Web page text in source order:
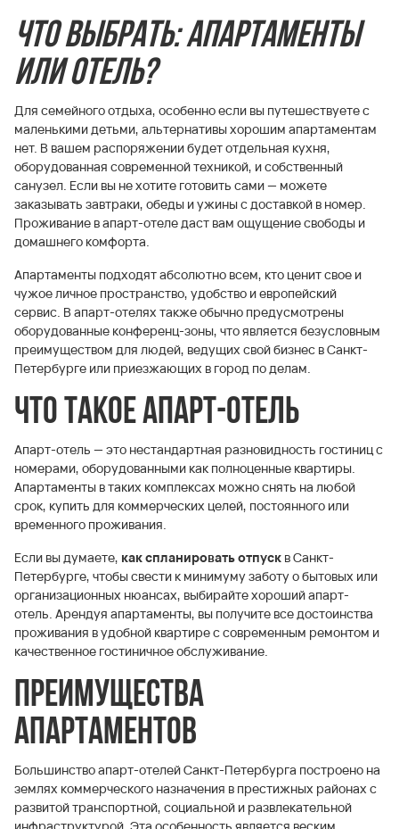
Что выбрать: апартаменты
или отель?
Для семейного отдыха, особенно если вы путешествуете с
маленькими детьми, альтернативы хорошим апартаментам
нет. В вашем распоряжении будет отдельная кухня,
оборудованная современной техникой, и собственный
санузел. Если вы не хотите готовить сами — можете
заказывать завтраки, обеды и ужины с доставкой в номер.
Проживание в апарт-отеле даст вам ощущение свободы и
домашнего комфорта.
Апартаменты подходят абсолютно всем, кто ценит свое и
чужое личное пространство, удобство и европейский
сервис. В апарт-отелях также обычно предусмотрены
оборудованные конференц-зоны, что является безусловным
преимуществом для людей, ведущих свой бизнес в Санкт-
Петербурге или приезжающих в город по делам.
Что такое апарт-отель
Апарт-отель — это нестандартная разновидность гостиниц с
номерами, оборудованными как полноценные квартиры.
Апартаменты в таких комплексах можно снять на любой
срок, купить для коммерческих целей, постоянного или
временного проживания.
Если вы думаете, как спланировать отпуск в Санкт-
Петербурге, чтобы свести к минимуму заботу о бытовых или
организационных нюансах, выбирайте хороший апарт-
отель. Арендуя апартаменты, вы получите все достоинства
проживания в удобной квартире с современным ремонтом и
качественное гостиничное обслуживание.
Преимущества
апартаментов
Большинство апарт-отелей Санкт-Петербурга построено на
землях коммерческого назначения в престижных районах с
развитой транспортной, социальной и развлекательной